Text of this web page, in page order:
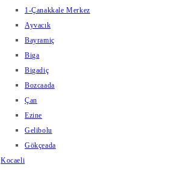
1-Çanakkale Merkez
Ayvacık
Bayramiç
Biga
Bigadiç
Bozcaada
Çan
Ezine
Gelibolu
Gökçeada
Kocaeli